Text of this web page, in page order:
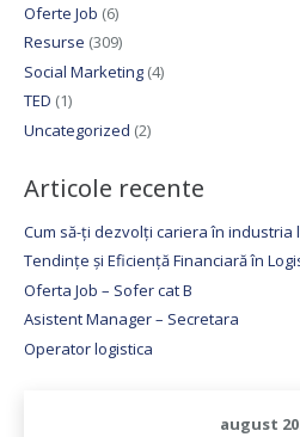
Oferte Job (6)
Resurse (309)
Social Marketing(4)
TED (1)
Uncategorized (2)
Articole recente
Cum să-ți dezvolți cariera în industria
Tendințe și Eficiență Financiară în
Oferta Job – Sofer cat B
Asistent Manager – Secretara
Operator logistica
august